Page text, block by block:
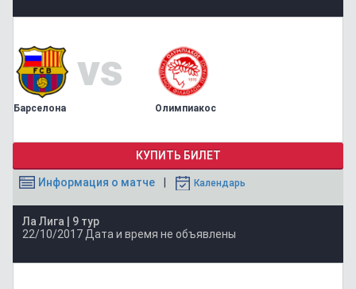
Барселона
vs
Олимпиакос
КУПИТЬ БИЛЕТ
Информация о матче Календарь
Ла Лига | 9 тур
22/10/2017 Дата и время не объявлены